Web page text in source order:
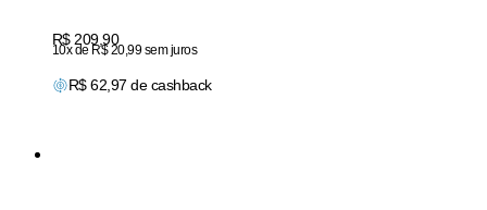
Price:
R$ 209,90
10x de R$ 20,99 sem juros
R$62,97 de cashback